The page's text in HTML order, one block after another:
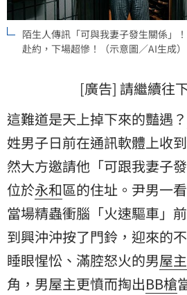
陌生人傳訊「可與我妻子發生關係」
赴約，下場超慘！（示意圖／AI生成）
[廣告] 請繼續往
這難道是天上掉下來的豔遇？
姓男子日前在通訊軟體上收
然大方邀請他「可跟我妻子
位於永和區的住址。尹男一
當場精蟲衝腦「火速驅車」
到興沖沖按了門鈴，迎來的
睡眼惺忪、滿腔怒火的男屋主
角，男屋主更憤而掏出BB槍